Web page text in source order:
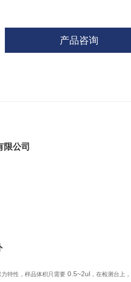
产品咨询
公司
特性，样品体积只需要 0.5~2ul ，在检测台上